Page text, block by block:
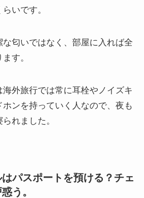
いです。
匂いではなく、部屋に入れば全
す。
外旅行では常に耳栓やノイズキ
ンを持っていく人なので、夜も
れました。
パスポートを預ける？チェ
う。